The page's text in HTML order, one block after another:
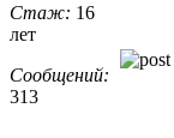
Стаж: 16
лет
Сообщений:
313